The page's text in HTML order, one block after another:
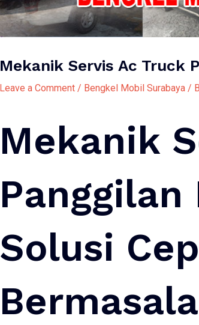
Mekanik Servis Ac Truck
Leave a Comment / Bengkel Mobil Surabaya/
Mekanik
Solusi